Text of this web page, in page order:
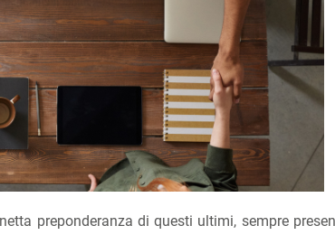
preponderanza di questi ultimi, sempre